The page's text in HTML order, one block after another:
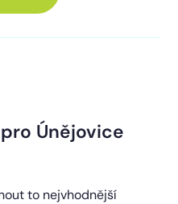
Únějovice
to nejvhodnější